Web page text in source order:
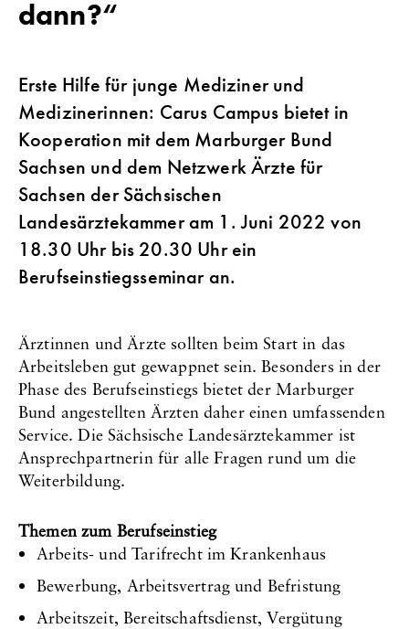
dann?“
Erste Hilfe für junge Mediziner und
Medizinerinnen: Carus Campus bietet in
Kooperation mit dem Marburger Bund
Sachsen und dem Netzwerk Ärzte für
Sachsen der Sächsischen
Landesärztekammer am 1. Juni 2022 von
18.30 Uhr bis 20.30 Uhr ein
Berufseinstiegsseminar an.
Ärztinnen und Ärzte sollten beim Start in das
Arbeitsleben gut gewappnet sein. Besonders in der
Phase des Berufseinstiegs bietet der Marburger
Bund angestellten Ärzten daher einen umfassenden
Service. Die Sächsische Landesärztekammer ist
Ansprechpartnerin für alle Fragen rund um die
Weiterbildung.
Themen zum Berufseinstieg
Arbeits- und Tarifrecht im Krankenhaus
Bewerbung, Arbeitsvertrag und Befristung
Arbeitszeit, Bereitschaftsdienst, Vergütung